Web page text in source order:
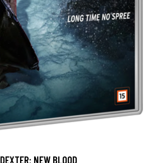
DEXTER: NEW BLOOD